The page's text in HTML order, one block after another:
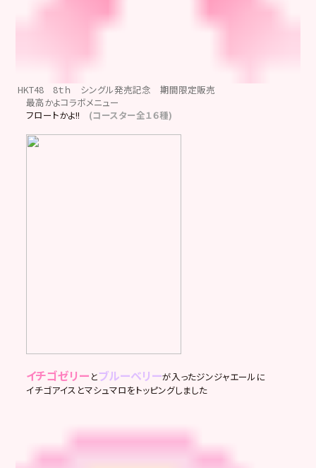
HKT48 8ｔｈ シングル発売記念 期間限定販売
最高かよコラボメニュー
フロートかよ!! (コースター全１６種)
イチゴゼリー とブルーベリーが入ったジンジャエールに
イチゴアイスとマシュマロをトッピングしました